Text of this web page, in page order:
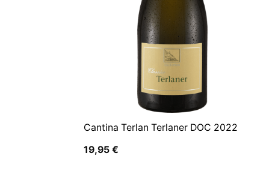
Cantina Terlan Terlaner DOC 2022
19,95€